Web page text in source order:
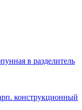
в разделитель
конструкционный